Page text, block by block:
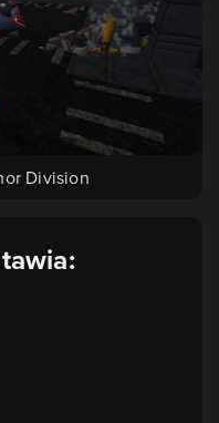
Division